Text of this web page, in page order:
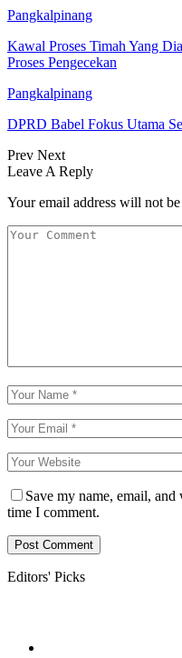
Pangkalpinang
Kawal Proses Timah Yang
Proses Pengecekan
Pangkalpinang
DPRD Babel Fokus Utama
Prev Next
Leave A Reply
Your email address will not
Save my name, email,
time I comment.
Editors' Picks